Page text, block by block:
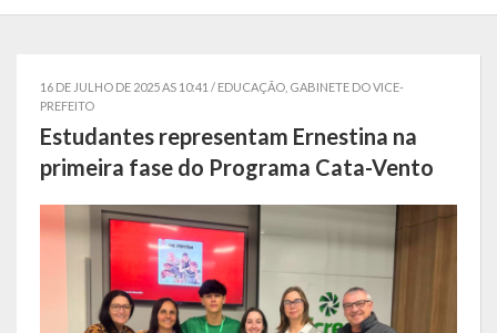
Símbolos
Telefones Úteis
Secretarias
Estrutura organizacional
Administração
Assistência Social
16 DE JULHO DE 2025 AS 10:41 / EDUCAÇÃO GABINETE DO VICE-
PREFEITO
Estudantes representam Ernestina na
primeira fase do Programa Cata-Vento